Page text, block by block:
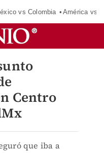
vs Colombia América vs
Centro
que iba a